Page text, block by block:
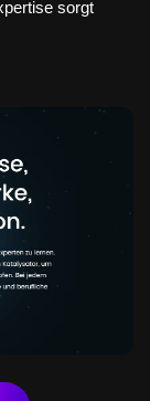
sorgt